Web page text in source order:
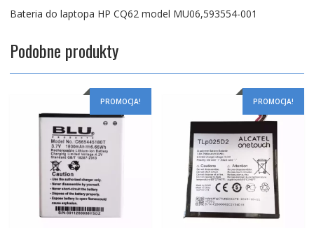
Bateria do laptopa HP CQ62 model MU06,593554-001
Podobne produkty
PROMOCJA! PROMOCJA!